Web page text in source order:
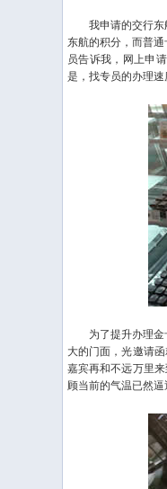
我申请的交行东航
东航的积分，而普
员告诉我，网上申
是，找专员的办理速
为了提升办理金卡
大的门面，光邀请
嘉宾再和不远万里
顾当前的气温已然逼